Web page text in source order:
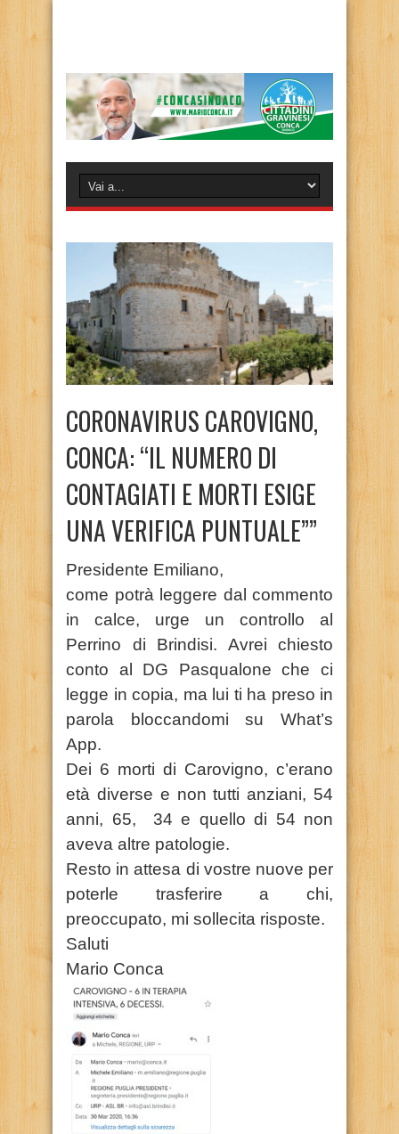
CORONAVIRUS CAROVIGNO,
CONCA: “IL NUMERO DI
CONTAGIATI E MORTI ESIGE
UNA VERIFICA PUNTUALE””
Presidente Emiliano,
come potrà leggere dal commento
in calce, urge un controllo al
Perrino di Brindisi. Avrei chiesto
conto al DG Pasqualone che ci
legge in copia, ma lui ti ha preso in
parola bloccandomi su What’s
App.
Dei 6 morti di Carovigno, c’erano
età diverse e non tutti anziani, 54
anni, 65, 34 e quello di 54 non
aveva altre patologie.
Resto in attesa di vostre nuove per
poterle trasferire a chi,
preoccupato, mi sollecita risposte.
Saluti
Mario Conca